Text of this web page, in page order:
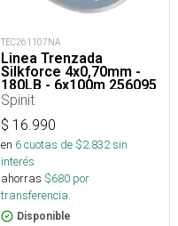
TEC261107NA
Linea Trenzada
Silkforce 4x0,70mm -
180LB - 6x100m 256095
Spinit
$ 16.990
en 6cuotas de $2.832sin
interés
ahorras $680 por
transferencia.
Disponible